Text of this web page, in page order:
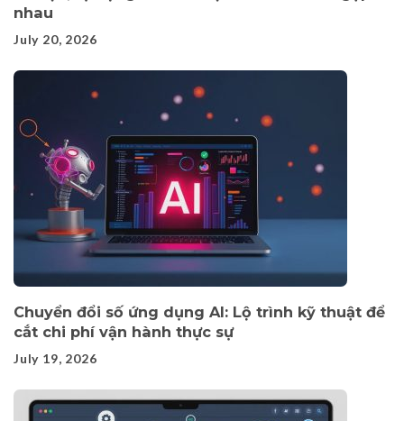
nhau
July 20, 2026
Chuyển đổi số ứng dụng AI: Lộ trình kỹ thuật để
cắt chi phí vận hành thực sự
July 19, 2026